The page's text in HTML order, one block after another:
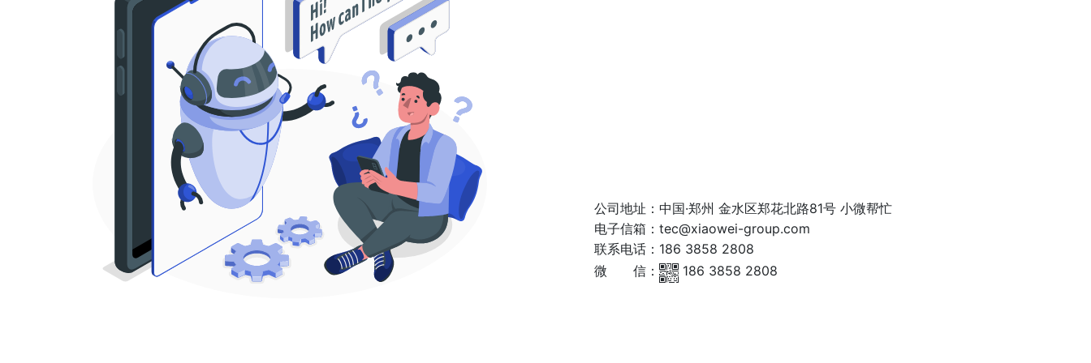
公司地址： 中国·郑州 金水区郑花北路81号 小微帮忙
电子信箱： tec@xiaowei-group.com
联系电话： 186 3858 2808
微 信：
186 3858 2808